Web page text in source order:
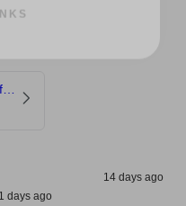
14 days ago
days ago